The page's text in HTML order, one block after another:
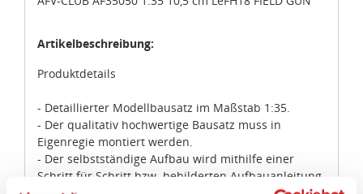
Artikelbeschreibung:
Produktdetails
- Detaillierter Modellbausatz im Maßstab 1:35.
- Der qualitativ hochwertige Bausatz muss in
Eigenregie montiert werden.
- Der selbstständige Aufbau wird mithilfe einer
Schritt für Schritt bzw. bebilderten Aufbauanleitung